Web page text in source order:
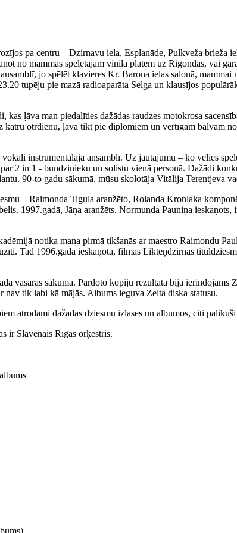
pa centru – Dzirnavu iela, Esplanāde, Pulkveža brieža
no mammas spēlētajām vinila platēm uz Rigondas, vai
jo spēlēt klavieres Kr. Barona ielas salonā, mammai
tupēju pie mazā radioaparāta Selga un klausījos
ļāva man piedalīties dažādas raudzes motokrosa
otrdienu, ļāva tikt pie diplomiem un vērtīgām balvām
instrumentālajā ansamblī. Uz jautājumu – ko vēlies
2 in 1 - bundzinieku un solistu vienā personā. Dažādi
90-to gadu sākumā, mūsu skolotāja Vitālija Terentjeva
– Raimonda Tigula aranžēto, Rolanda Kronlaka
1997.gadā, Jāņa aranžēts, Normunda Pauniņa
notika mana pirmā tikšanās ar maestro Raimondu
Tad 1996.gadā ieskaņotā, filmas Likteņdzirnas
vasaras sākumā. Pārdoto kopiju rezultātā bija ierindojams
nav tik labi kā mājās. Albums ieguva Zelta diska statusu.
atrodami dažādās dziesmu izlasēs un albumos, citi
ir Slavenais Rīgas orķestris.